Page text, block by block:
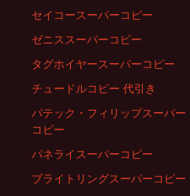
セイコースーパーコピー
ゼニススーパーコピー
タグホイヤースーパーコピー
チュードルコピー 代引き
パテック・フィリップスーパー
コピー
パネライスーパーコピー
ブライトリングスーパーコピー